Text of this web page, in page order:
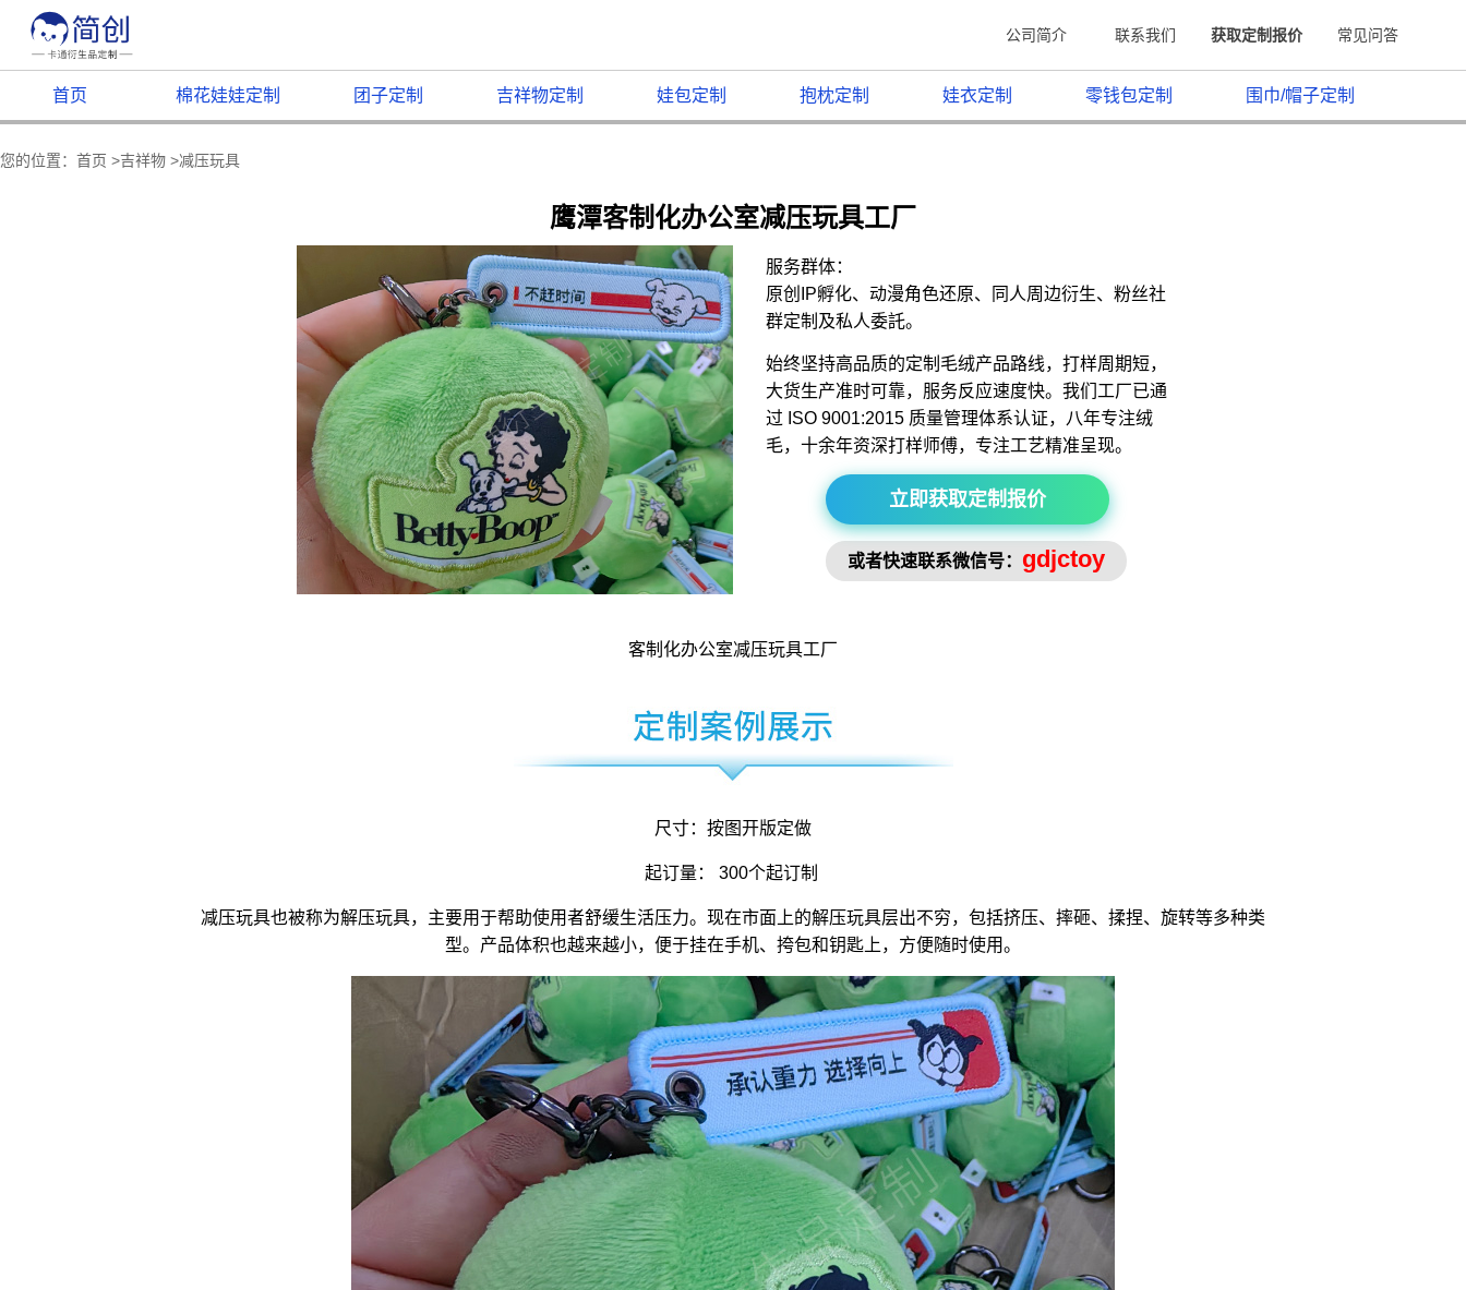
公司简介 联系我们 获取定制报价 常见问答
首页 棉花娃娃定制 团子定制 吉祥物定制 娃包定制 抱枕定制 娃衣定制 零钱包定制 围巾/帽子定制
您的位置： 首页 >吉祥物 >减压玩具
鹰潭客制化办公室减压玩具工厂
服务群体：
原创IP孵化、动漫角色还原、同人周边衍生、粉丝社
群定制及私人委託。
始终坚持高品质的定制毛绒产品路线，打样周期短，
大货生产准时可靠，服务反应速度快。我们工厂已通
过 ISO 9001:2015 质量管理体系认证，八年专注绒
毛，十余年资深打样师傅，专注工艺精准呈现。
立即获取定制报价
或者快速联系微信号： gdjctoy
客制化办公室减压玩具工厂
尺寸：按图开版定做
起订量： 300个起订制
减压玩具也被称为解压玩具，主要用于帮助使用者舒缓生活压力。现在市面上的解压玩具层出不穷，包括挤压、摔砸、揉捏、旋转等多种类
型。产品体积也越来越小，便于挂在手机、挎包和钥匙上，方便随时使用。